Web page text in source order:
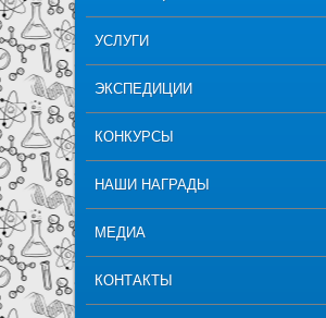
УСЛУГИ
ЭКСПЕДИЦИИ
КОНКУРСЫ
НАШИ НАГРАДЫ
МЕДИА
КОНТАКТЫ